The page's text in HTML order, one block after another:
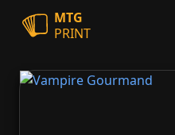
MTG
PRINT